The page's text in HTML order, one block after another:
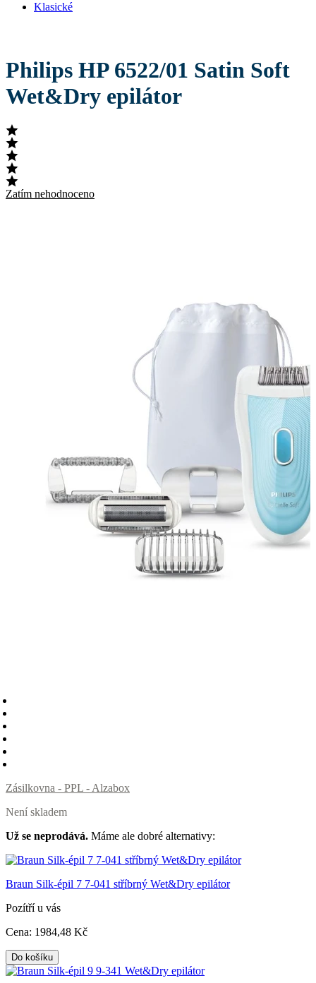
Klasické
Philips HP 6522/01 Satin Soft
Wet&Dry epilátor
Zatím nehodnoceno
Zásilkovna - PPL - Alzabox
Není skladem
Už se neprodává. Máme ale dobré alternativy:
Braun Silk-épil 7 7-041 stříbrný Wet&Dry epilátor
Pozítří u vás
Cena: 1984,48 Kč
Do košíku